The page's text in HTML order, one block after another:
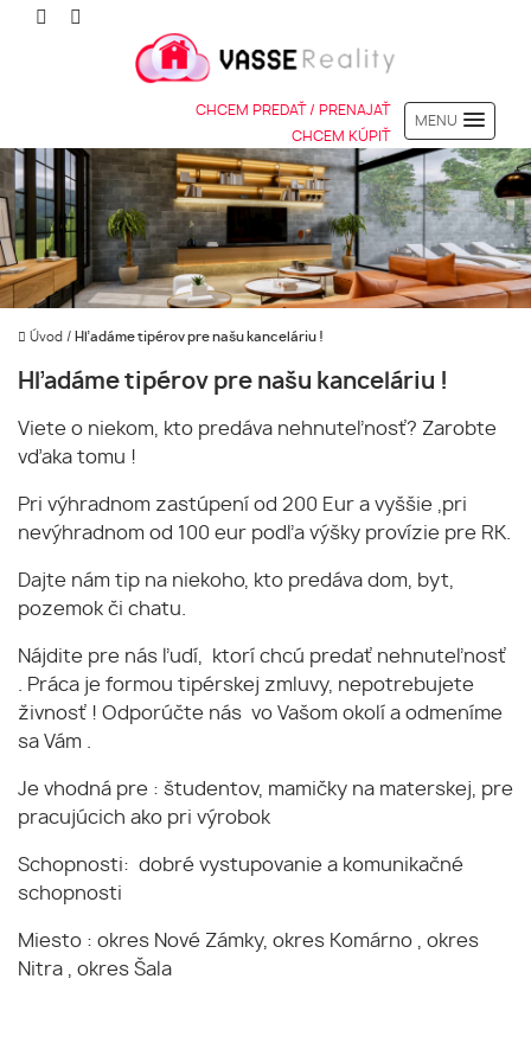
CHCEM PREDAŤ / PRENAJAŤ
CHCEM KÚPIŤ
MENU
Úvod / Hľadáme tipérov pre našu kanceláriu !
Hľadáme tipérov pre našu kanceláriu !
Viete o niekom, kto predáva nehnuteľnosť? Zarobte
vďaka tomu !
Pri výhradnom zastúpení od 200 Eur a vyššie ,pri
nevýhradnom od 100 eur podľa výšky provízie pre RK.
Dajte nám tip na niekoho, kto predáva dom, byt,
pozemok či chatu.
Nájdite pre nás ľudí, ktorí chcú predať nehnuteľnosť
. Práca je formou tipérskej zmluvy, nepotrebujete
živnosť ! Odporúčte nás vo Vašom okolí a odmeníme
sa Vám .
Je vhodná pre : študentov, mamičky na materskej, pre
pracujúcich ako pri výrobok
Schopnosti: dobré vystupovanie a komunikačné
schopnosti
Miesto : okres Nové Zámky, okres Komárno , okres
Nitra , okres Šala